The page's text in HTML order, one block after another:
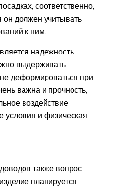
соответственно,
он должен учитывать
к ним.
надежность
выдерживать
деформироваться при
важна и прочность,
воздействие
условия и физическая
также вопрос
планируется